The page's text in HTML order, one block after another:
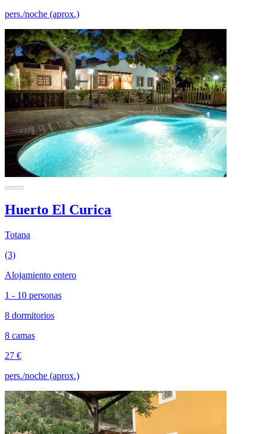
pers./noche (aprox.)
Huerto El Curica
Totana
(3)
Alojamiento entero
1 - 10 personas
8 dormitorios
8 camas
27 €
pers./noche (aprox.)